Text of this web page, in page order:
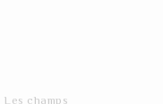
Les champs